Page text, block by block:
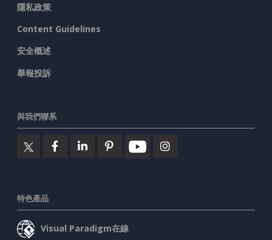
隱私政策
Content Guidelines
安全概述
舉報投訴
與我們聯系
特色產品
Visual Paradigm在線